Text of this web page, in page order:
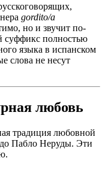
gordito/a
но и звучит по-
суффикс полностью
языка в испанском
слова не несут
любовь
традиция любовной
до Пабло Неруды. Эти